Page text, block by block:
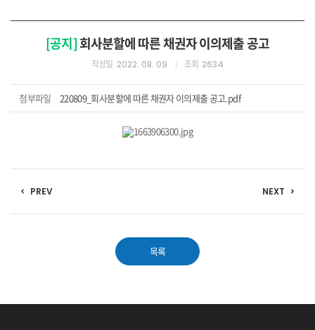
[공지]회사분할에 따른 채권자 이의제출 공고
작성일 2022. 08. 09 조회 2634
첨부파일 220809_회사분할에 따른 채권자 이의제출 공고.pdf
PREV NEXT
목록